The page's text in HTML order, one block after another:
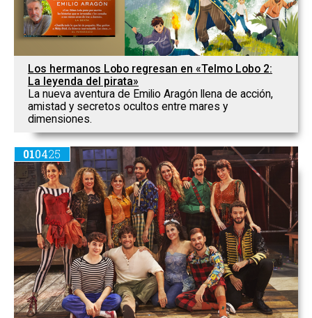
Los hermanos Lobo regresan en «Telmo Lobo 2:
La leyenda del pirata»
La nueva aventura de Emilio Aragón llena de acción,
amistad y secretos ocultos entre mares y
dimensiones.
010425